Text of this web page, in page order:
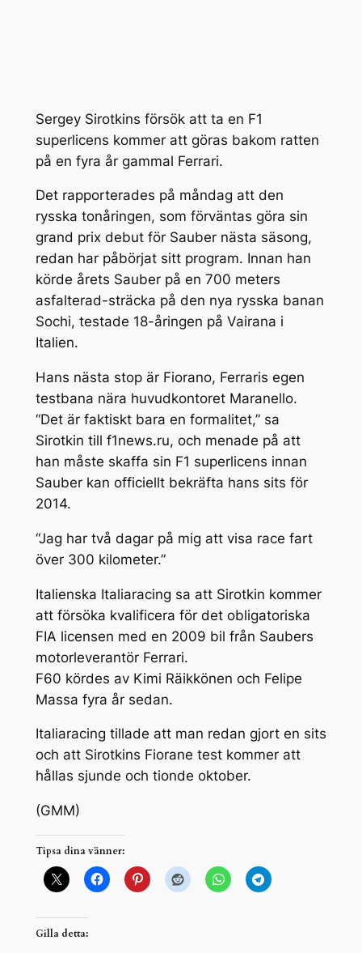
Sergey Sirotkins försök att ta en F1
superlicens kommer att göras bakom ratten
på en fyra år gammal Ferrari.
Det rapporterades på måndag att den
rysska tonåringen, som förväntas göra sin
grand prix debut för Sauber nästa säsong,
redan har påbörjat sitt program. Innan han
körde årets Sauber på en 700 meters
asfalterad-sträcka på den nya rysska banan
Sochi, testade 18-åringen på Vairana i
Italien.
Hans nästa stop är Fiorano, Ferraris egen
testbana nära huvudkontoret Maranello.
“Det är faktiskt bara en formalitet,” sa
Sirotkin till f1news.ru, och menade på att
han måste skaffa sin F1 superlicens innan
Sauber kan officiellt bekräfta hans sits för
2014.
“Jag har två dagar på mig att visa race fart
över 300 kilometer.”
Italienska Italiaracing sa att Sirotkin kommer
att försöka kvalificera för det obligatoriska
FIA licensen med en 2009 bil från Saubers
motorleverantör Ferrari.
F60 kördes av Kimi Räikkönen och Felipe
Massa fyra år sedan.
Italiaracing tillade att man redan gjort en sits
och att Sirotkins Fiorane test kommer att
hållas sjunde och tionde oktober.
(GMM)
Tipsa dina vänner:
Gilla detta: